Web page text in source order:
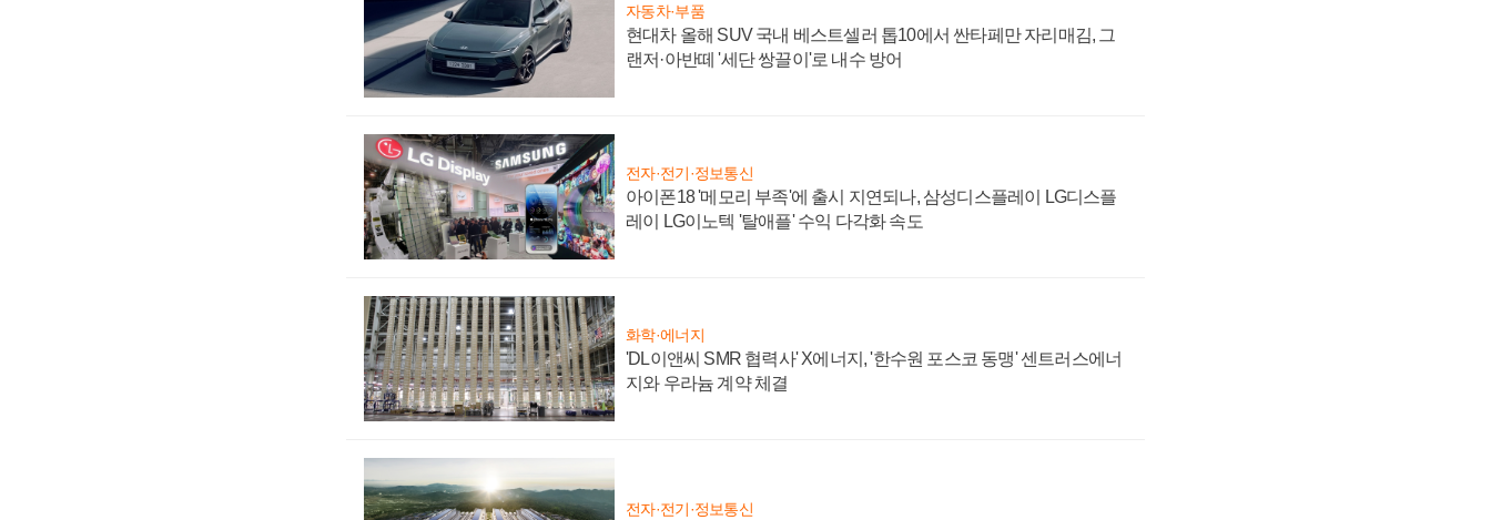
자동차·부품
현대차 올해 SUV 국내 베스트셀러 톱10에서 싼타페만 자리매김, 그
랜저·아반떼 '세단 쌍끌이'로 내수 방어
전자·전기·정보통신
아이폰18 '메모리 부족'에 출시 지연되나, 삼성디스플레이 LG디스플
레이 LG이노텍 '탈애플' 수익 다각화 속도
화학·에너지
'DL이앤씨 SMR 협력사' X에너지, '한수원 포스코 동맹' 센트러스에너
지와 우라늄 계약 체결
전자·전기·정보통신